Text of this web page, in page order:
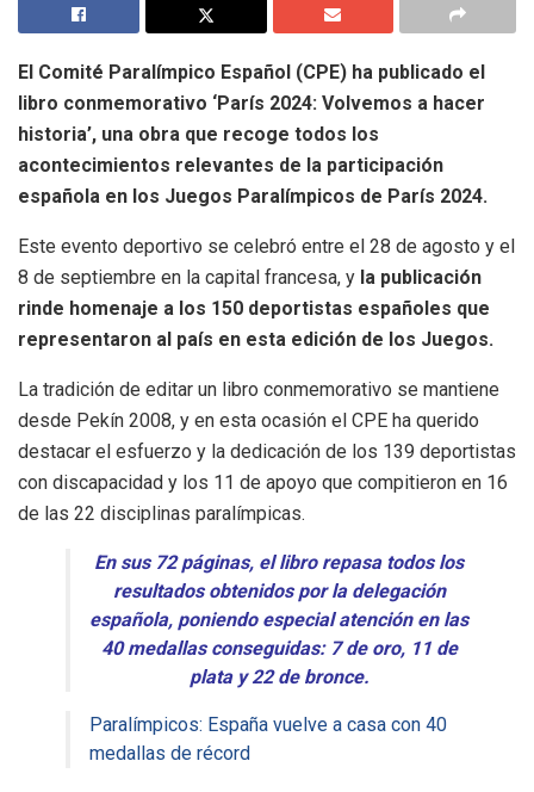
El Comité Paralímpico Español (CPE) ha publicado el
libro conmemorativo ‘París 2024: Volvemos a hacer
historia’, una obra que recoge todos los
acontecimientos relevantes de la participación
española en los Juegos Paralímpicos de París 2024.
Este evento deportivo se celebró entre el 28 de agosto y el
8 de septiembre en la capital francesa, y la publicación
rinde homenaje a los 150 deportistas españoles que
representaron al país en esta edición de los Juegos.
La tradición de editar un libro conmemorativo se mantiene
desde Pekín 2008, y en esta ocasión el CPE ha querido
destacar el esfuerzo y la dedicación de los 139 deportistas
con discapacidad y los 11 de apoyo que compitieron en 16
de las 22 disciplinas paralímpicas.
En sus 72 páginas, el libro repasa todos los
resultados obtenidos por la delegación
española, poniendo especial atención en las
40 medallas conseguidas: 7 de oro, 11 de
plata y 22 de bronce.
Paralímpicos: España vuelve a casa con 40
medallas de récord